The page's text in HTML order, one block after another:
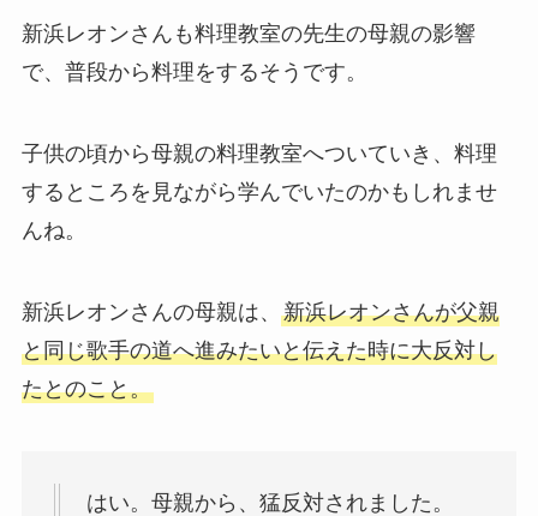
新浜レオンさんも料理教室の先生の母親の影響
で、普段から料理をするそうです。
子供の頃から母親の料理教室へついていき、料理
するところを見ながら学んでいたのかもしれませ
んね。
新浜レオンさんの母親は、 新浜レオンさんが父親
と同じ歌手の道へ進みたいと伝えた時に大反対し
たとのこと。
はい。母親から、猛反対されました。